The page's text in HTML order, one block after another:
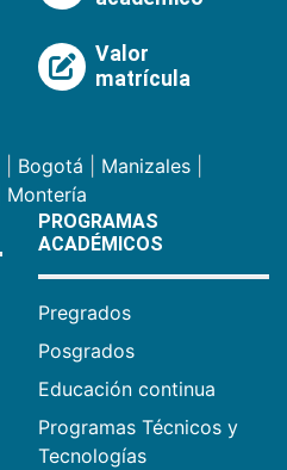
Valor
matrícula
Bogotá Manizales
Montería
PROGRAMAS
ACADÉMICOS
Pregrados
Posgrados
Educación continua
Programas Técnicos y
Tecnologías